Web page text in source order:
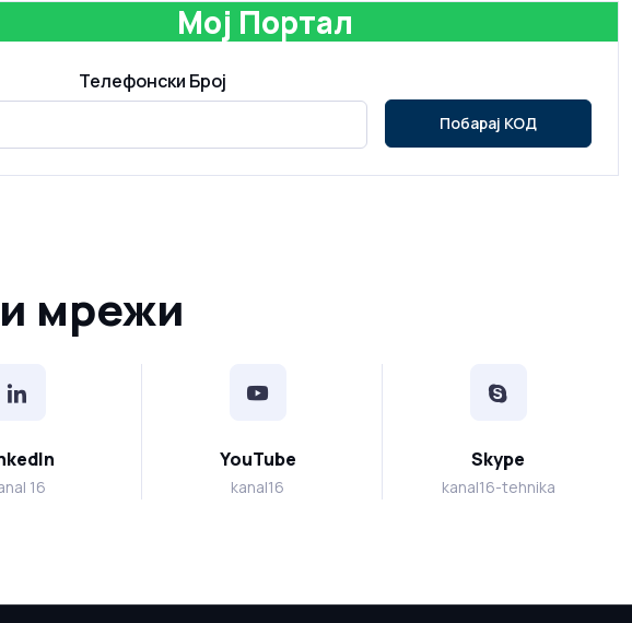
Мој Портал
Телефонски Број
Побарај КОД
мрежи
16
YouTube
kanal16
Skype
kanal16-tehnika